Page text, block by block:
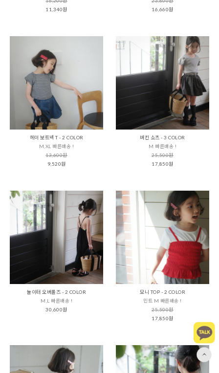
11,340원
16,660원
헤이 보트넥 T - 2 COLOR
M,XL 빠른배송 !
13,600원
9,520원
버킨 쇼츠 - 3 COLOR
M 빠른배송 !
25,500원
17,850원
놀이터 오버롤즈 - 2 COLOR
M,L 빠른배송 !
30,600원
모니 TOP - 2 COLOR
민트 M 빠른배송 !
25,500원
17,850원